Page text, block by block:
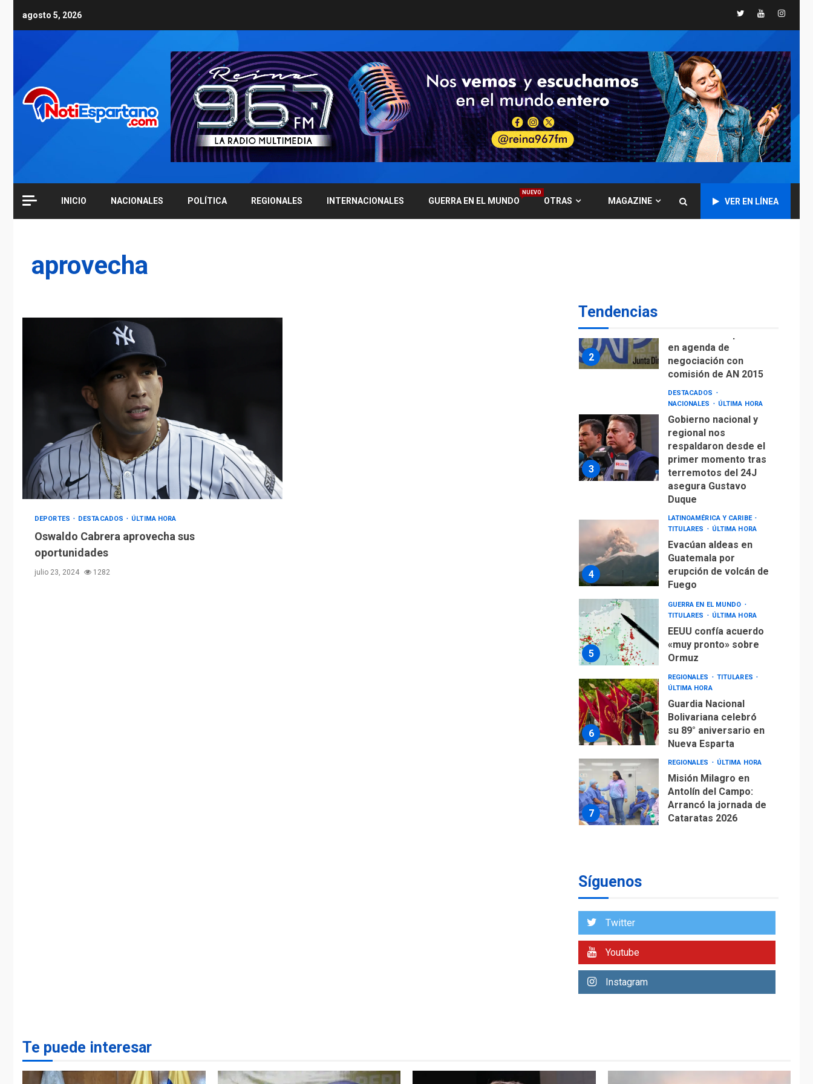
agosto 5, 2026 TwitterYoutube
INICIO NACIONALES POLÍTICA REGIONALES INTERNACIONALES GUERRA EN EL MUNDO
NUEVO
OTRAS MAGAZINE VER EN LÍNEA
aprovecha
DEPORTES DESTACADOS ÚLTIMA HORA
Oswaldo Cabrera aprovecha sus
oportunidades
julio 23, 2024 1282
Tendencias
6
REGIONALES
ÚLTIMA HORA
Guardia Nacional
Bolivariana celebró
su 89° aniversario en
Nueva Esparta
REGIONALES ÚLTIMA HORA
Misión Milagro en
Antolín del Campo:
Arrancó la jornada de
Cataratas 2026
ÚLTIMA HORA
Concejo Municipal de
2
en agenda de
negociación con
comisión de AN 2015
3
DESTACADOS
NACIONALES
ÚLTIMA HORA
Gobierno nacional y
regional nos
respaldaron desde el
primer momento tras
terremotos del 24J
asegura Gustavo
Duque
4
LATINOAMÉRICA Y CARIBE
TITULARES
ÚLTIMA HORA
Evacúan aldeas en
Guatemala por
erupción de volcán de
Fuego
5
GUERRA EN EL MUNDO
TITULARES
ÚLTIMA HORA
EEUU confía acuerdo
«muy pronto» sobre
Ormuz
6
REGIONALES
TITULARES
ÚLTIMA HORA
Guardia Nacional
Bolivariana celebró
su 89° aniversario en
Nueva Esparta
7
REGIONALES ÚLTIMA HORA
Misión Milagro en
Antolín del Campo:
Arrancó la jornada de
Cataratas 2026
1
POLÍTICA
TITULARES
CNP plantea incluir
regional nos
Síguenos
Twitter
Youtube
Instagram
Te puede interesar